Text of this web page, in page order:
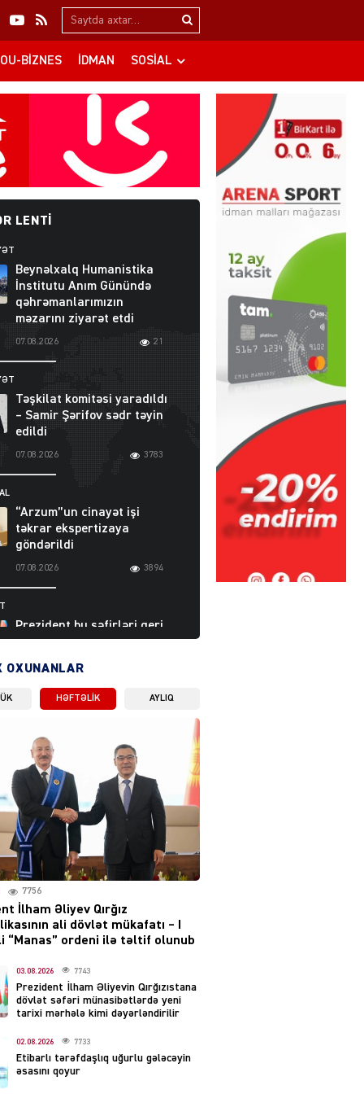
Search…
BIZNES İDMAN SOSIAL
LENTI
Beynəlxalq Humanistika
İnstitutu Anım Günündə
qəhrəmanlarımızın
məzarını ziyarət etdi
07.08.2026 21
Təşkilat komitəsi yaradıldı
– Samir Şərifov sədr təyin
edildi
07.08.2026 3783
“Arzum”un cinayət işi
təkrar ekspertizaya
göndərildi
07.08.2026 3894
Prezident bu səfirləri geri
çağırdı – Abel
Moskvada güclü partlayış
səsləri eşidildi
07.08.2026 5483
Rusiya-Ukrayna
münaqişəsinin həllində
irəliləyiş var – Tramp
07.08.2026
imzaladı
07.08.2026 5484
Tehran və İrəvandan
“Tramp yolu”na HƏMLƏ –
REAKSİYA
OXUNANLAR
HƏFTƏLIK AYLIQ
7756
İlham Əliyev Qırğız
ali dövlət mükafatı – I
“Manas” ordeni ilə təltif olunub
03.08.2026 7743
Prezident İlham Əliyevin Qırğızıstana
dövlət səfəri münasibətlərdə yeni
tarixi mərhələ kimi dəyərləndirilir
02.08.2026 7733
Etibarlı tərəfdaşlıq uğurlu gələcəyin
əsasını qoyur